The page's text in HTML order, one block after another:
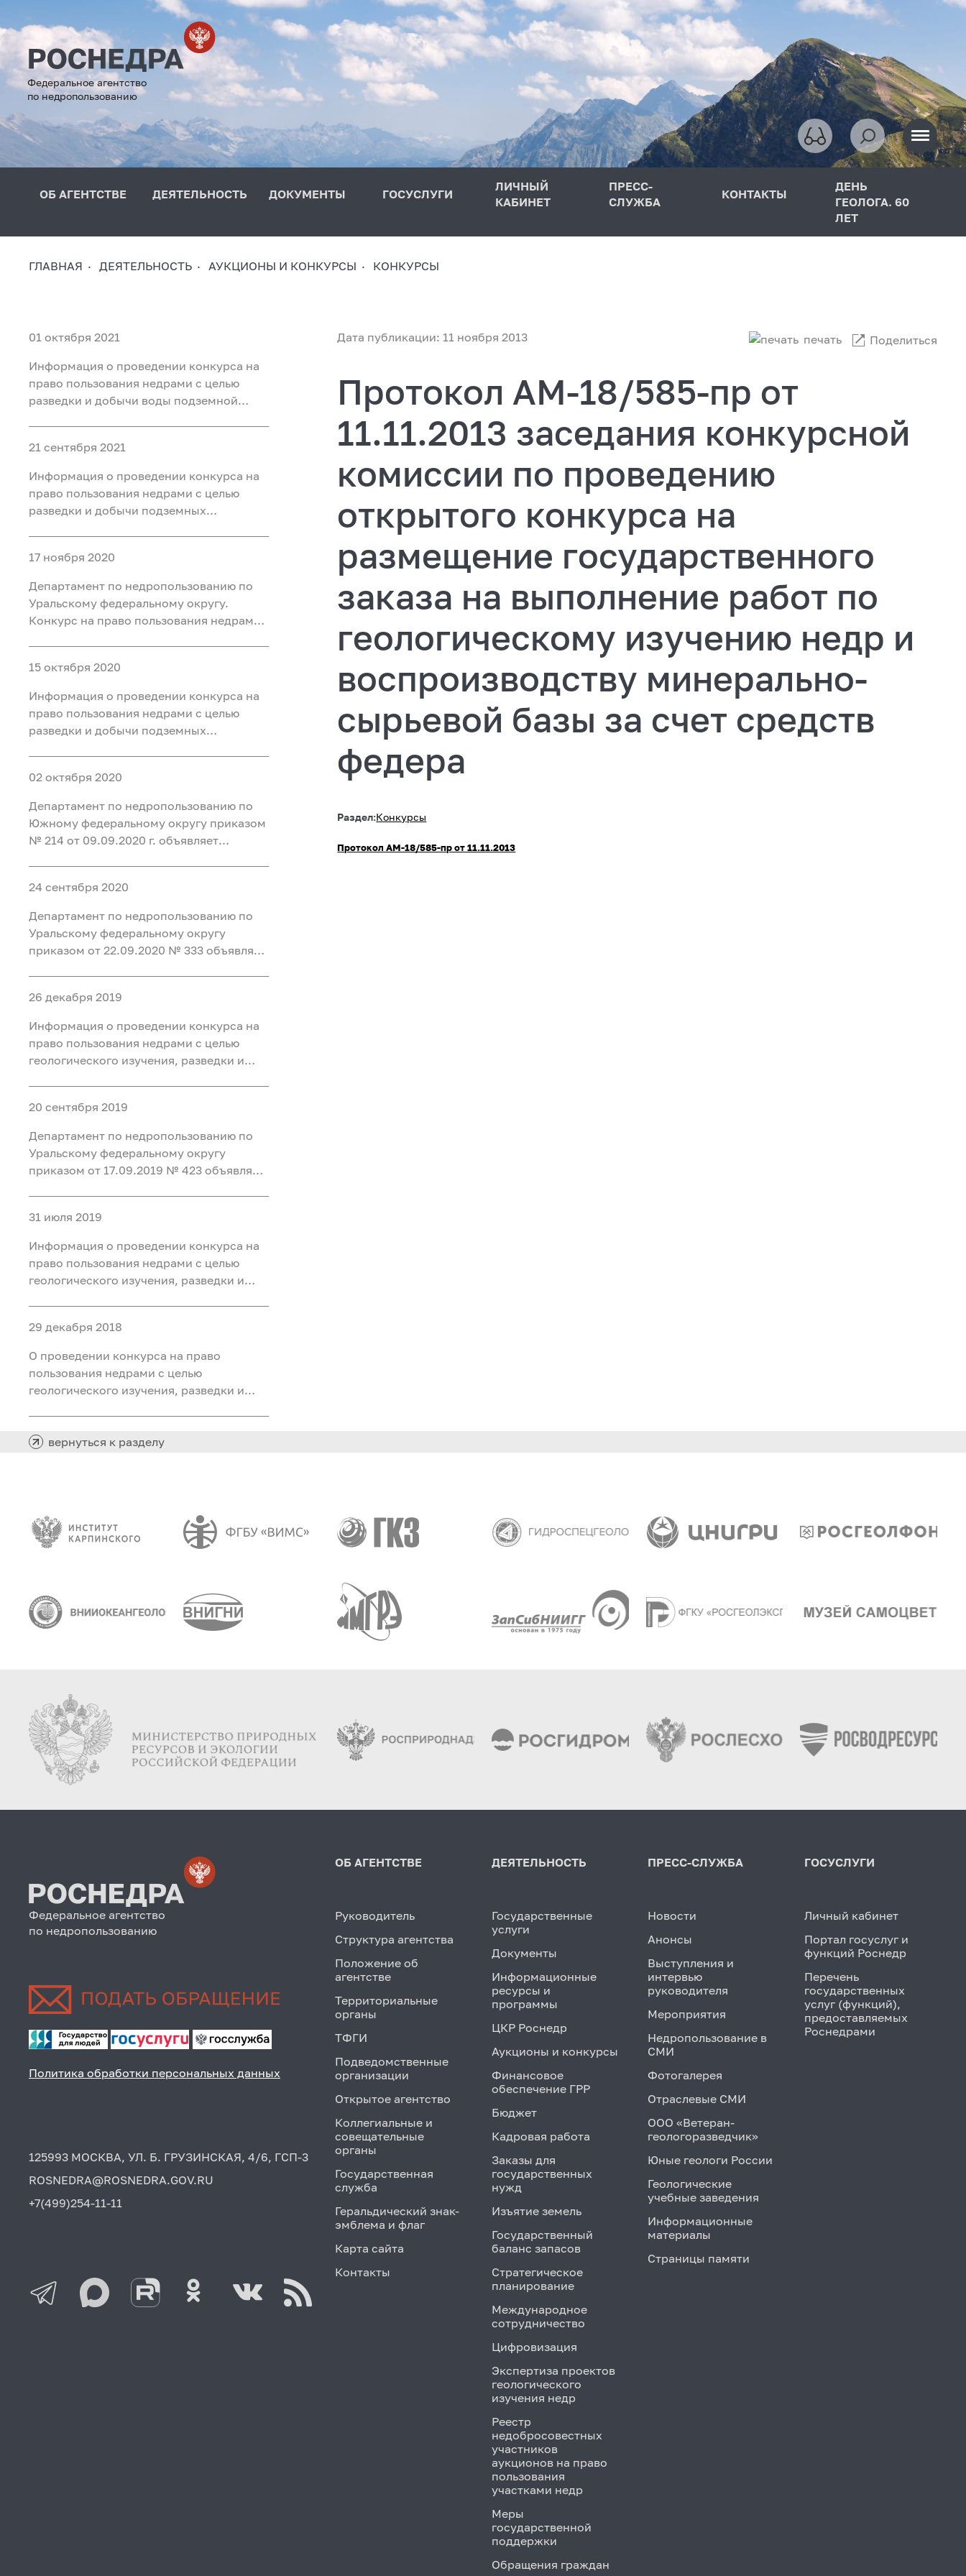
Федеральное агентство
по недропользованию
ОБ АГЕНТСТВЕ ДЕЯТЕЛЬНОСТЬ ДОКУМЕНТЫ ГОСУСЛУГИ
ЛИЧНЫЙ
КАБИНЕТ
ПРЕСС-
СЛУЖБА
КОНТАКТЫ
ДЕНЬ
ГЕОЛОГА. 60
ЛЕТ
ГЛАВНАЯ ДЕЯТЕЛЬНОСТЬ АУКЦИОНЫ И КОНКУРСЫ КОНКУРСЫ
01 октября 2021
Информация о проведении конкурса на
право пользования недрами с целью
разведки и добычи воды подземной
минеральных вод, расположенном на
территории Кызылского района
Республики Тыва
21 сентября 2021
Информация о проведении конкурса на
право пользования недрами с целью
разведки и добычи подземных
Новодеревенский месторождения
Новодеревенское, расположенного на
территории Омутинского района
Тюменско
17 ноября 2020
Департамент по недропользованию по
Уральскому федеральному округу.
Конкурс на право пользования недрами
бальнеоприменения на участке недр
Месторождение Восточно-Пышминское
в Тюменском районе Тюменско
15 октября 2020
Информация о проведении конкурса на
право пользования недрами с целью
разведки и добычи подземных
Омске
02 октября 2020
Департамент по недропользованию по
Южному федеральному округу приказом
№ 214 от 09.09.2020 г. объявляет
разведки и добычи подземных
минеральных вод (для
бальнеоприменения) на Санаторном
24 сентября 2020
Департамент по недропользованию по
Уральскому федеральному округу
приказом от 22.09.2020 № 333 объявляет
минеральных вод для
бальнеоприменения на участке недр
Месторождение Восточно-
26 декабря 2019
Информация о проведении конкурса на
право пользования недрами с целью
геологического изучения, разведки и
каменноугольного месторождения и
Низовский Низовского
каменноугольного месторождения и в
20 сентября 2019
Департамент по недропользованию по
Уральскому федеральному округу
приказом от 17.09.2019 № 423 объявляет
грязей для бальнеоприменения на
участке недр «Тулубаево-2»
месторождения «Озер
31 июля 2019
Информация о проведении конкурса на
право пользования недрами с целью
геологического изучения, разведки и
Прокопьевского каменноугольного
месторождения в Кемеровской области
29 декабря 2018
О проведении конкурса на право
пользования недрами с целью
геологического изучения, разведки и
Ненецком муниципальном районе
Дата публикации: 11 ноября 2013 печать Поделиться
Протокол АМ-18/585-пр от
11.11.2013 заседания конкурсной
комиссии по проведению
открытого конкурса на
размещение государственного
заказа на выполнение работ по
геологическому изучению недр и
воспроизводству минерально-
сырьевой базы за счет средств
федера
Раздел:Конкурсы
Протокол АМ-18/585-пр от 11.11.2013
вернуться к разделу
Федеральное агентство
по недропользованию
Политика обработки персональных данных
125993 МОСКВА, УЛ. Б. ГРУЗИНСКАЯ, 4/6, ГСП-3
ROSNEDRA@ROSNEDRA.GOV.RU
+7(499)254-11-11
ОБ АГЕНТСТВЕ
Руководитель
Структура агентства
Положение об
агентстве
Территориальные
органы
ТФГИ
Подведомственные
организации
Открытое агентство
Коллегиальные и
совещательные
органы
Государственная
служба
Геральдический знак-
эмблема и флаг
Карта сайта
Контакты
ДЕЯТЕЛЬНОСТЬ
Государственные
услуги
Документы
Информационные
ресурсы и
программы
ЦКР Роснедр
Аукционы и конкурсы
Финансовое
обеспечение ГРР
Бюджет
Кадровая работа
Заказы для
государственных
нужд
Изъятие земель
Государственный
баланс запасов
Стратегическое
планирование
Международное
сотрудничество
Цифровизация
Экспертиза проектов
геологического
изучения недр
Реестр
недобросовестных
участников
аукционов на право
пользования
участками недр
Меры
государственной
поддержки
Обращения граждан
ПРЕСС-СЛУЖБА
Новости
Анонсы
Выступления и
интервью
руководителя
Мероприятия
Недропользование в
СМИ
Фотогалерея
Отраслевые СМИ
ООО «Ветеран-
геологоразведчик»
Юные геологи России
Геологические
учебные заведения
Информационные
материалы
Страницы памяти
ГОСУСЛУГИ
Личный кабинет
Портал госуслуг и
функций Роснедр
Перечень
государственных
услуг (функций),
предоставляемых
Роснедрами